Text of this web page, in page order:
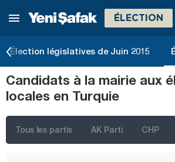
ÉLECTION
Élection législatives de Juin 2015
Candidats à la mairie aux
locales en Turquie
Tous les partis AK Parti CHP
Tokat
Uşak
Van
Yozgat